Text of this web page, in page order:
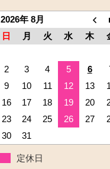
2026年 8月
日
月 火 水 木
2
3 4 5 6
9
10 11 12 13
16
17 18 19 20
23
24 25 26 27
30
31
定休日